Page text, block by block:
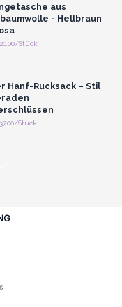
aus
- Hellbraun
Stück
Anmelden oder
Hanf-Rucksack – Stil
Stuck